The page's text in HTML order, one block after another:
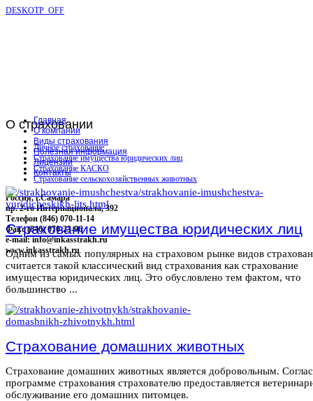
DESKOTP_OFF
О страховании
Личное страхование
Страхование имущества юридических лиц
Страхование КАСКО
Страхование сельскохозяйственных животных
Россия, г.Самара
пр. 2-го Интернационала, 392
Телефон (846) 070-11-14
Факс (846) 070-23-96
e-mail: info@inkasstrakh.ru
www.inkasstrakh.ru
Главная
О компании
Виды страхования
Полезная информация
Лицензии
Контакты
Страхование имущества юридических лиц
Одним из самых популярных на страховом рынке видов
считается такой классический вид страхования как страхование
имущества юридических лиц. Это обусловлено тем фактом, что
большинство ...
Страхование домашних животных
Страхование домашних животных является добровольным.
программе страхования страхователю предоставляется
обслуживание его домашних питомцев.